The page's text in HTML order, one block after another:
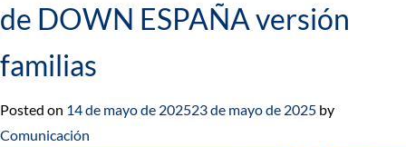
de DOWN ESPAÑA versión
familias
Posted on 14 de mayo de 202523 de mayo de 2025 by
Comunicación